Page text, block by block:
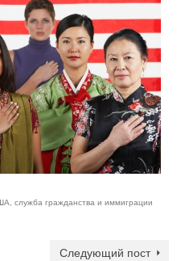
, служба гражданства и иммиграции
Следующий пост